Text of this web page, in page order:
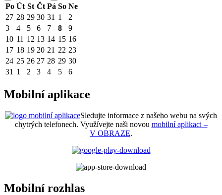
Po Út St Čt Pá So Ne
27 28 29 30 31 1
2
3
4 5 6 7 8
9
10 11 12 13 14 15 16
17 18 19 20 21 22 23
24 25 26 27 28 29 30
31 1 2 3 4 5 6
Mobilní aplikace
Sledujte informace z našeho webu na svých
chytrých telefonech. Využívejte naši novou mobilní aplikaci –
V OBRAZE.
Mobilní rozhlas